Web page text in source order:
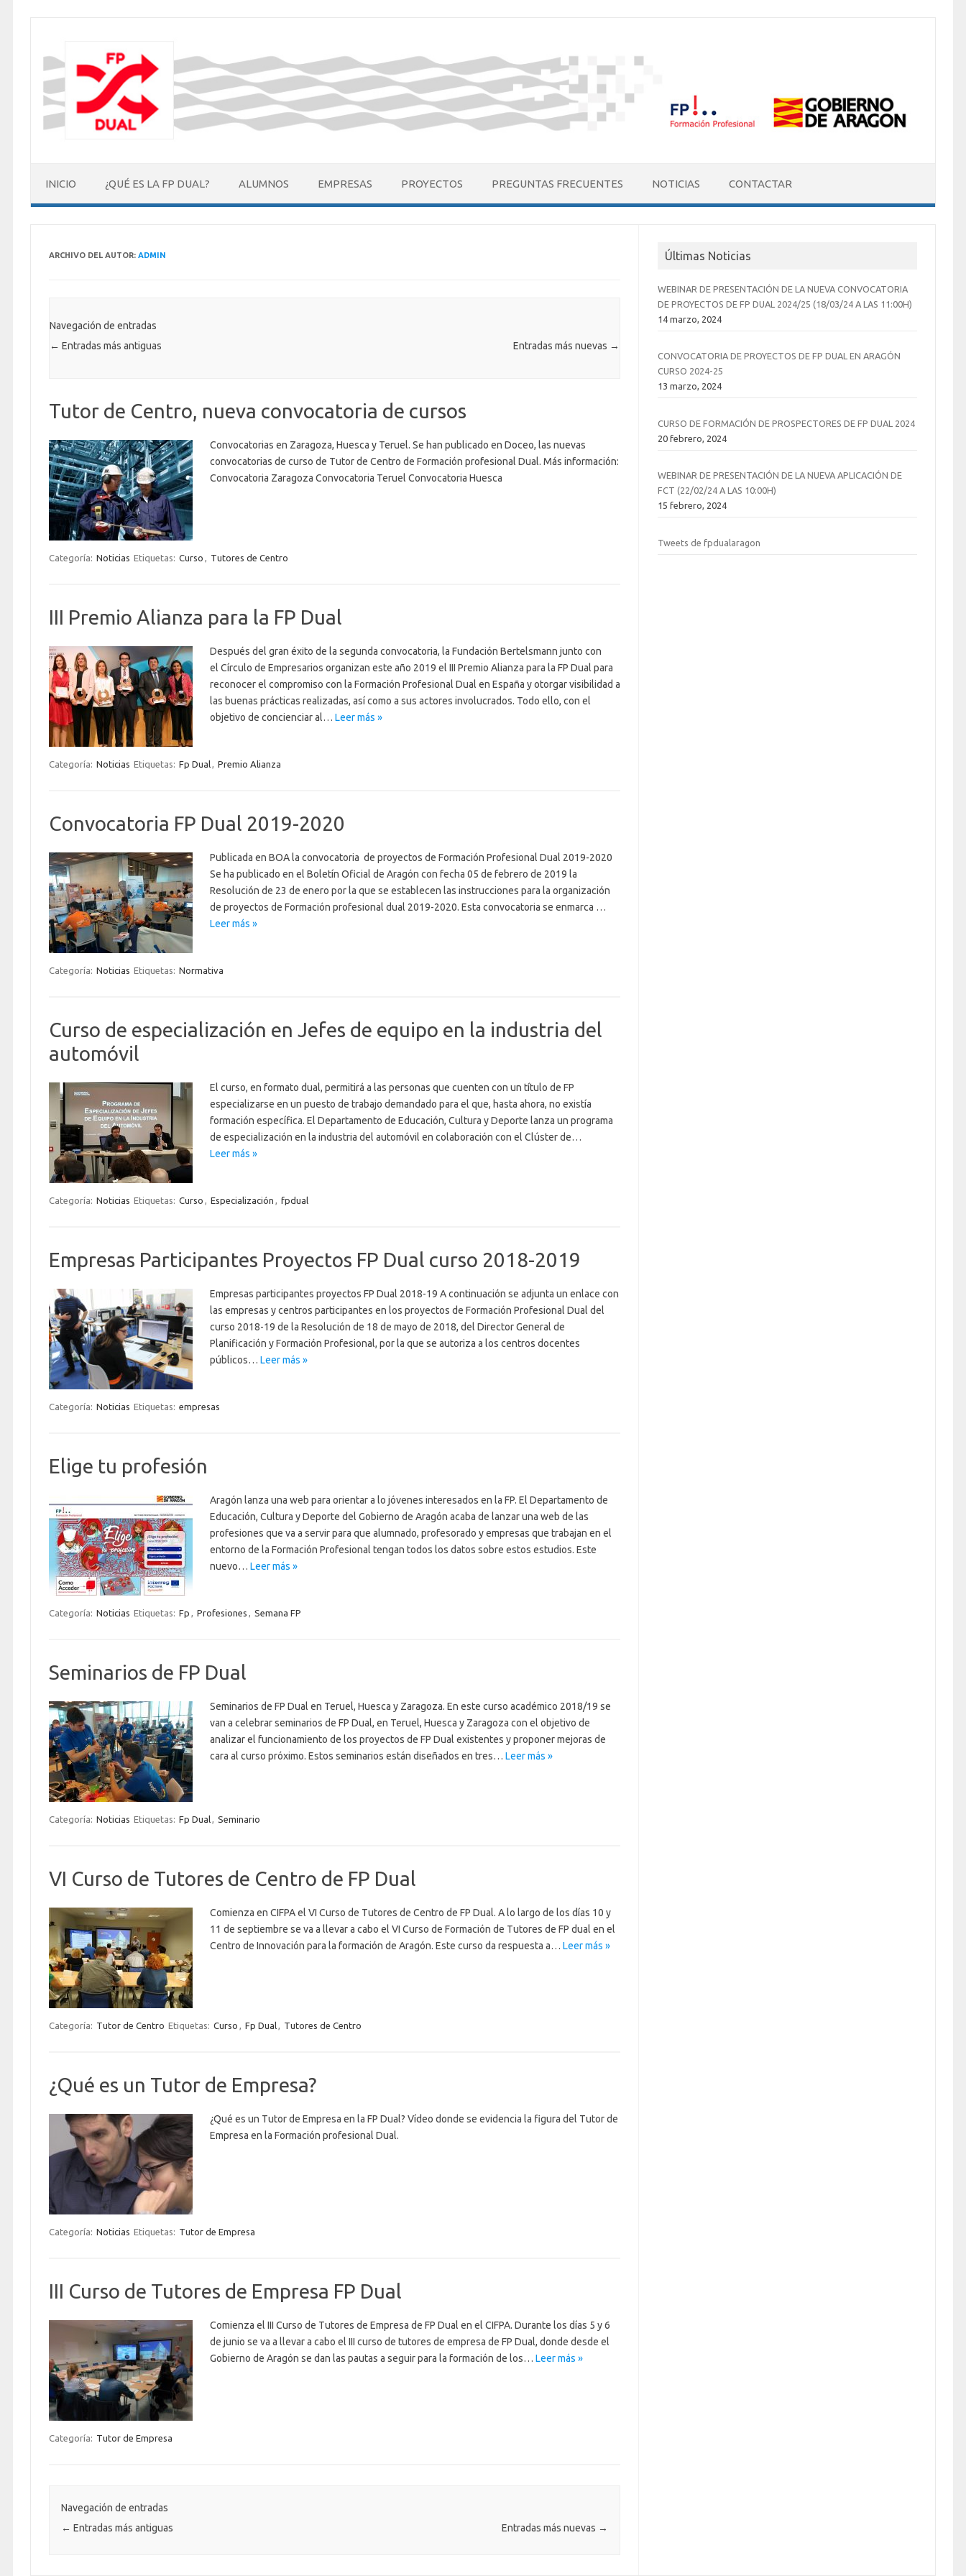
INICIO ¿QUÉ ES LA FP DUAL? ALUMNOS EMPRESAS PROYECTOS PREGUNTAS FRECUENTES NOTICIAS CONTACTAR
ARCHIVO DEL AUTOR:ADMIN
Navegación de entradas
← Entradas más antiguas Entradas más nuevas →
Tutor de Centro, nueva convocatoria de cursos
Convocatorias en Zaragoza, Huesca y Teruel. Se han publicado en Doceo, las nuevas
convocatorias de curso de Tutor de Centro de Formación profesional Dual. Más información:
Convocatoria Zaragoza Convocatoria Teruel Convocatoria Huesca
Categoría: Noticias Etiquetas: Curso , Tutores de Centro
III Premio Alianza para la FP Dual
Después del gran éxito de la segunda convocatoria, la Fundación Bertelsmann junto con
el Círculo de Empresarios organizan este año 2019 el III Premio Alianza para la FP Dual para
reconocer el compromiso con la Formación Profesional Dual en España y otorgar visibilidad a
las buenas prácticas realizadas, así como a sus actores involucrados. Todo ello, con el
objetivo de concienciar al…Leer más »
Categoría: Noticias Etiquetas: Fp Dual, Premio Alianza
Convocatoria FP Dual 2019-2020
Publicada en BOA la convocatoria de proyectos de Formación Profesional Dual 2019-2020
Se ha publicado en el Boletín Oficial de Aragón con fecha 05 de febrero de 2019 la
Resolución de 23 de enero por la que se establecen las instrucciones para la organización
de proyectos de Formación profesional dual 2019-2020. Esta convocatoria se enmarca …
Leer más »
Categoría: Noticias Etiquetas: Normativa
Curso de especialización en Jefes de equipo en la industria del
automóvil
El curso, en formato dual, permitirá a las personas que cuenten con un título de FP
especializarse en un puesto de trabajo demandado para el que, hasta ahora, no existía
formación específica. El Departamento de Educación, Cultura y Deporte lanza un programa
de especialización en la industria del automóvil en colaboración con el Clúster de…
Leer más »
Categoría: Noticias Etiquetas: Curso , Especialización , fpdual
Empresas Participantes Proyectos FP Dual curso 2018-2019
Empresas participantes proyectos FP Dual 2018-19 A continuación se adjunta un enlace con
las empresas y centros participantes en los proyectos de Formación Profesional Dual del
curso 2018-19 de la Resolución de 18 de mayo de 2018, del Director General de
Planificación y Formación Profesional, por la que se autoriza a los centros docentes
públicos…Leer más »
Categoría: Noticias Etiquetas: empresas
Elige tu profesión
Aragón lanza una web para orientar a lo jóvenes interesados en la FP. El Departamento de
Educación, Cultura y Deporte del Gobierno de Aragón acaba de lanzar una web de las
profesiones que va a servir para que alumnado, profesorado y empresas que trabajan en el
entorno de la Formación Profesional tengan todos los datos sobre estos estudios. Este
nuevo…Leer más »
Categoría: Noticias Etiquetas: Fp , Profesiones , Semana FP
Seminarios de FP Dual
Seminarios de FP Dual en Teruel, Huesca y Zaragoza. En este curso académico 2018/19 se
van a celebrar seminarios de FP Dual, en Teruel, Huesca y Zaragoza con el objetivo de
analizar el funcionamiento de los proyectos de FP Dual existentes y proponer mejoras de
cara al curso próximo. Estos seminarios están diseñados en tres…Leer más »
Categoría: Noticias Etiquetas: Fp Dual, Seminario
VI Curso de Tutores de Centro de FP Dual
Comienza en CIFPA el VI Curso de Tutores de Centro de FP Dual. A lo largo de los días 10 y
11 de septiembre se va a llevar a cabo el VI Curso de Formación de Tutores de FP dual en el
Centro de Innovación para la formación de Aragón. Este curso da respuesta a…Leer más »
Categoría: Tutor de Centro Etiquetas: Curso , Fp Dual, Tutores de Centro
¿Qué es un Tutor de Empresa?
¿Qué es un Tutor de Empresa en la FP Dual? Vídeo donde se evidencia la figura del Tutor de
Empresa en la Formación profesional Dual.
Categoría: Noticias Etiquetas: Tutor de Empresa
III Curso de Tutores de Empresa FP Dual
Comienza el III Curso de Tutores de Empresa de FP Dual en el CIFPA. Durante los días 5 y 6
de junio se va a llevar a cabo el III curso de tutores de empresa de FP Dual, donde desde el
Gobierno de Aragón se dan las pautas a seguir para la formación de los…Leer más »
Categoría: Tutor de Empresa
Navegación de entradas
← Entradas más antiguas Entradas más nuevas →
Últimas Noticias
WEBINAR DE PRESENTACIÓN DE LA NUEVA CONVOCATORIA
DE PROYECTOS DE FP DUAL 2024/25 (18/03/24 A LAS 11:00H)
14 marzo, 2024
CONVOCATORIA DE PROYECTOS DE FP DUAL EN ARAGÓN
CURSO 2024-25
13 marzo, 2024
CURSO DE FORMACIÓN DE PROSPECTORES DE FP DUAL 2024
20 febrero, 2024
WEBINAR DE PRESENTACIÓN DE LA NUEVA APLICACIÓN DE
FCT (22/02/24 A LAS 10:00H)
15 febrero, 2024
Tweets de fpdualaragon